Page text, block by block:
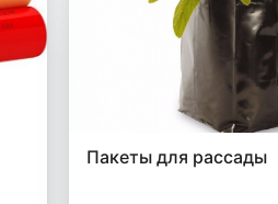
Пакеты для рассады